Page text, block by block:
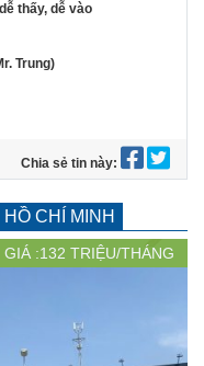
ễ thấy, dễ vào
Trung)
Chia sẻ tin này:
CHÍ MINH
GIÁ :132 TRIỆU/THÁNG